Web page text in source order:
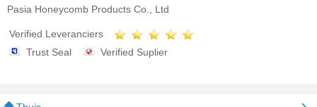
Pasia Honeycomb Products Co., Ltd
Verified Leveranciers
Trust Seal
Verified Suplier